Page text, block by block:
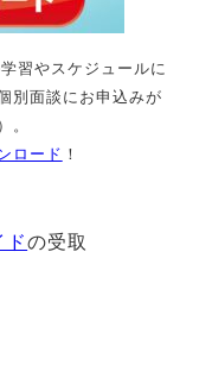
習やスケジュールに
別面談にお申込みが
ロード ！
ドの受取